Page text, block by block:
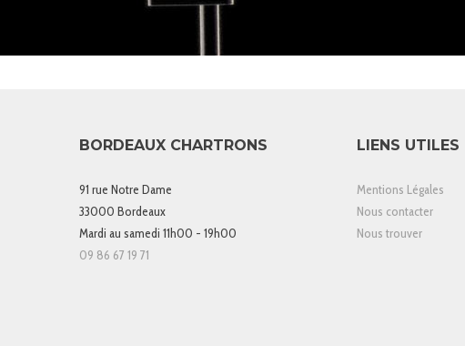
BORDEAUX CHARTRONS
91 rue Notre Dame
33000 Bordeaux
Mardi au samedi 11h00 - 19h00
09 86 67 19 71
LIENS UTILES
Mentions Légales
Nous contacter
Nous trouver